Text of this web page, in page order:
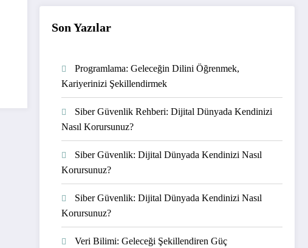
Son Yazılar
Programlama: Geleceğin Dilini Öğrenmek,
Kariyerinizi Şekillendirmek
Siber Güvenlik Rehberi: Dijital Dünyada Kendinizi
Nasıl Korursunuz?
Siber Güvenlik: Dijital Dünyada Kendinizi Nasıl
Korursunuz?
Siber Güvenlik: Dijital Dünyada Kendinizi Nasıl
Korursunuz?
Veri Bilimi: Geleceği Şekillendiren Güç